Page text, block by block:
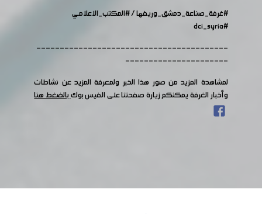
#غرفة_صناعة_دمشق_وريفها/#المكتب_الاعلامي
#dci_syria
-----------------------------------------
----------------------
لمشاهدة المزيد من صور هذا الخبر ولمعرفة المزيد عن نشاطات
وأخبار الغرفة يمكنكم زيارة صفحتنا على الفيس بوكبالضغط هنا